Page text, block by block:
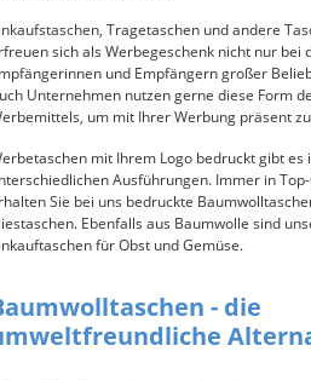
Tragetaschen und andere
sich als Werbegeschenk nicht nur bei
und Empfängern großer
Unternehmen nutzen gerne diese Form
um mit Ihrer Werbung präsent
mit Ihrem Logo bedruckt gibt es
Ausführungen. Immer in
Sie bei uns bedruckte
Ebenfalls aus Baumwolle sind
für Obst und Gemüse.
- die